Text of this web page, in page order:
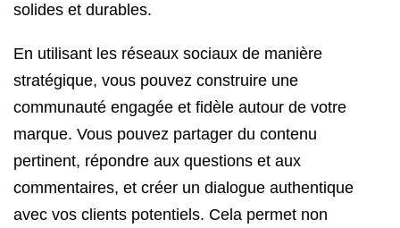
solides et durables.
En utilisant les réseaux sociaux de manière
stratégique, vous pouvez construire une
communauté engagée et fidèle autour de votre
marque. Vous pouvez partager du contenu
pertinent, répondre aux questions et aux
commentaires, et créer un dialogue authentique
avec vos clients potentiels. Cela permet non